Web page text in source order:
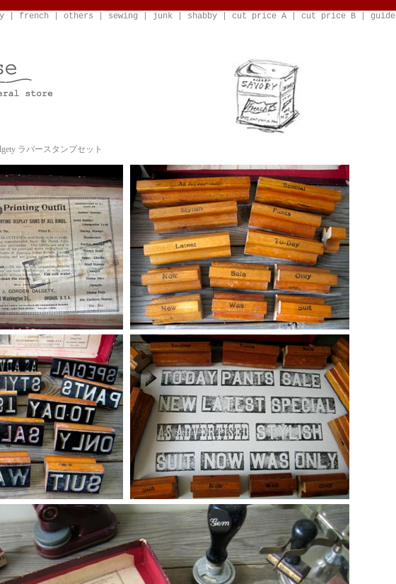
| french others sewing junk| shabby cut price A| cut price B| guide
ラバースタンプセット